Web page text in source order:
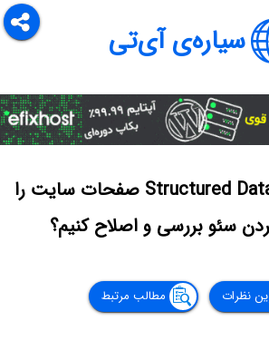
سیاره‌ی آی‌تی
چگونه خطاهای Structured Data صفحات سایت را
سئو بررسی و اصلاح کنیم؟
نظرات مطالب مرتبط